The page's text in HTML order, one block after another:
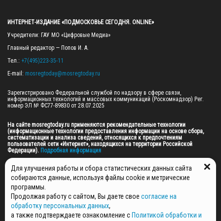
ИНТЕРНЕТ-ИЗДАНИЕ «ПОДМОСКОВЬЕ СЕГОДНЯ. ONLINE»
Учредители: ГАУ МО «Цифровые Медиа»
Главный редактор — Попов И. А.
Тел.: +7(495)223-35-11
E-mail: mosregtoday@mosregtoday.ru
Зарегистрировано Федеральной службой по надзору в сфере связи,
информационных технологий и массовых коммуникаций (Роскомнадзор) Рег.
номер ЭЛ № ФС77-89830 от 28.07.2025
На сайте mosregtoday.ru применяются рекомендательные технологии
(информационные технологии предоставления информации на основе сбора,
систематизации и анализа сведений, относящихся к предпочтениям
пользователей сети «Интернет», находящихся на территории Российской
Федерации). Подробная информация
© 2026 ПРАВА НА ВСЕ МАТЕРИАЛЫ САЙТА ПРИНАДЛЕЖАТ ГАУ МО "ЦИФРОВЫЕ
МЕДИА" (ОГРН: 1255000059467).
ПОЛИТИКА ОБРАБОТКИ И ЗАЩИТЫ ПЕРСОНАЛЬНЫХ ДАННЫХ
НОВОСТИ
Для улучшения работы и сбора статистических данных сайта
собираются данные, используя файлы cookie и метрические
программы.
Продолжая работу с сайтом, Вы даете свое согласие на
обработку персональных данных,
а также подтверждаете ознакомление с Политикой обработки и